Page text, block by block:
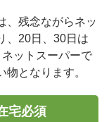
、残念ながらネッ
、20日、30日は
ットスーパーで
となります。
宅必須